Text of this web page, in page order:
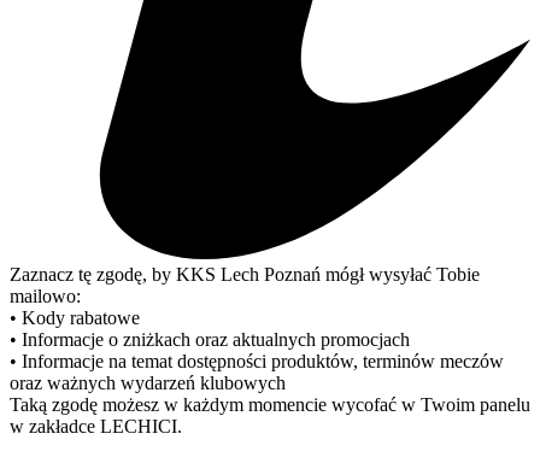
Zaznacz tę zgodę, by KKS Lech Poznań mógł wysyłać Tobie
mailowo:
• Kody rabatowe
• Informacje o zniżkach oraz aktualnych promocjach
• Informacje na temat dostępności produktów, terminów meczów
oraz ważnych wydarzeń klubowych
Taką zgodę możesz w każdym momencie wycofać w Twoim panelu
w zakładce LECHICI.